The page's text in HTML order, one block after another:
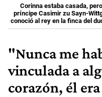
Corinna estaba casada,
príncipe Casimir zu Sayn-
conoció al rey en la finca del
"Nunca me
vinculada a
corazón, él